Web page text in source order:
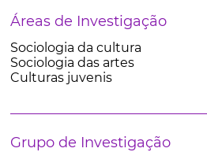
Áreas de Investigação
Sociologia da cultura
Sociologia das artes
Culturas juvenis
Grupo de Investigação